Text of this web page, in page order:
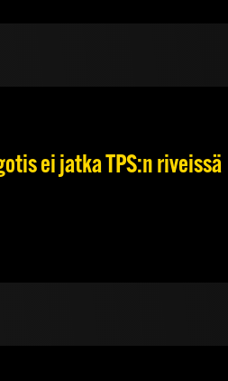
ei jatka TPS:n riveissä